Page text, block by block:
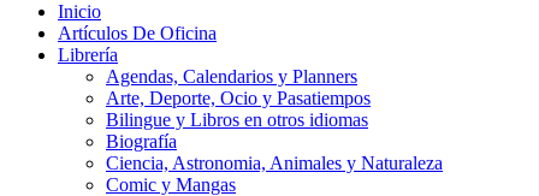
Inicio
Artículos De Oficina
Librería
Agendas, Calendarios y Planners
Arte, Deporte, Ocio y Pasatiempos
Bilingue y Libros en otros idiomas
Biografía
Ciencia, Astronomia, Animales y Naturaleza
Comic y Mangas